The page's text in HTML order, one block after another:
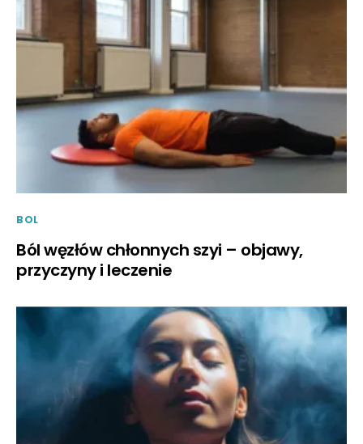
BOL
Ból węzłów chłonnych szyi – objawy,
przyczyny i leczenie